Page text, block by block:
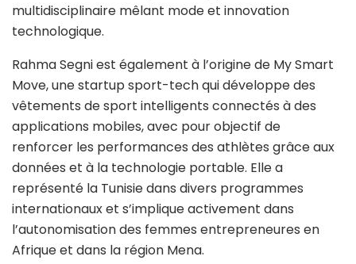
multidisciplinaire mêlant mode et innovation
technologique.
Rahma Segni est également à l’origine de My Smart
Move, une startup sport-tech qui développe des
vêtements de sport intelligents connectés à des
applications mobiles, avec pour objectif de
renforcer les performances des athlètes grâce aux
données et à la technologie portable. Elle a
représenté la Tunisie dans divers programmes
internationaux et s’implique activement dans
l’autonomisation des femmes entrepreneures en
Afrique et dans la région Mena.